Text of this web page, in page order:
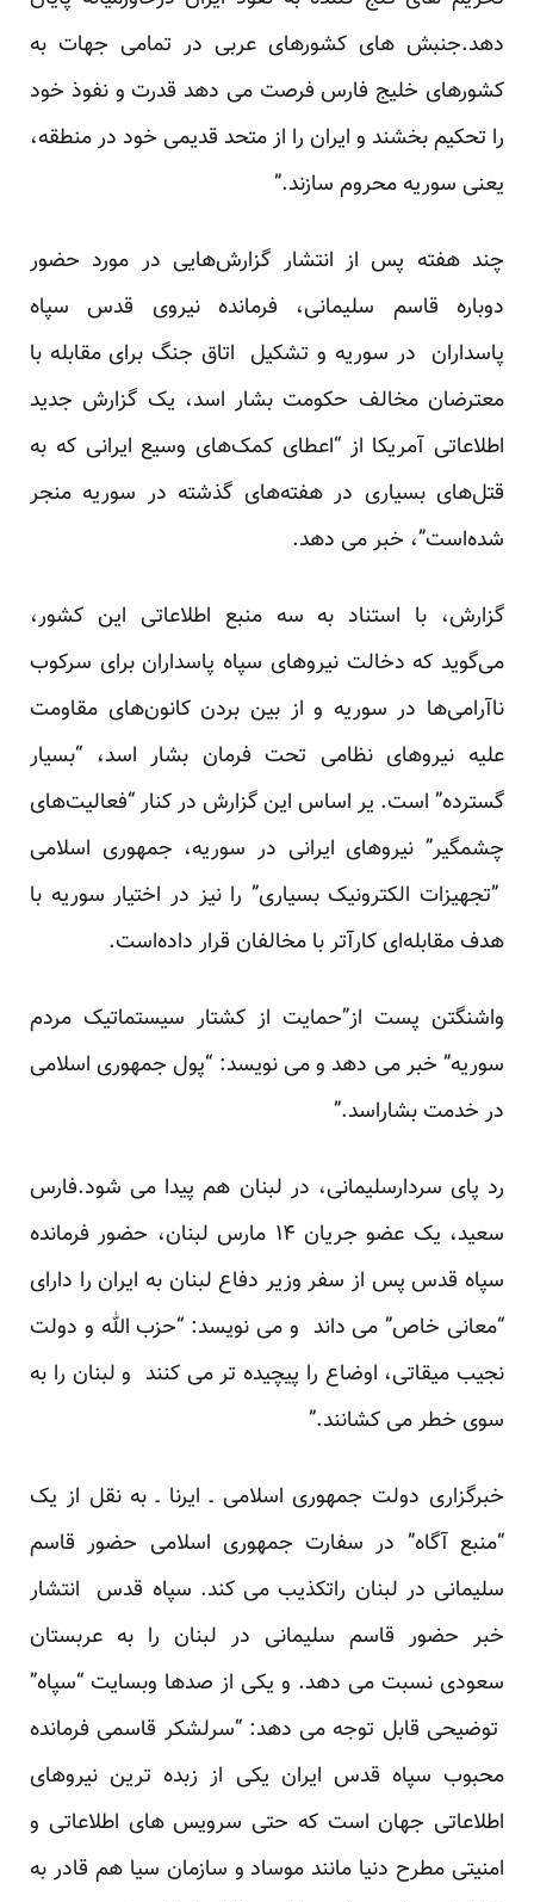
دهد.جنبش های کشورهای عربی در تمامی جهات به
کشورهای خلیج فارس فرصت می دهد قدرت و نفوذ خود
را تحکیم بخشند و ایران را از متحد قدیمی خود در منطقه،
یعنی سوریه محروم سازند.”
چند هفته پس از انتشار گزارش‌هایی در مورد حضور
دوباره قاسم سلیمانی، فرمانده نیروی قدس سپاه
پاسداران در سوریه و تشکیل اتاق جنگ برای مقابله با
معترضان مخالف حکومت بشار اسد، یک گزارش جدید
اطلاعاتی آمریکا از “اعطای کمک‌های وسیع ایرانی که به
قتل‌های بسیاری در هفته‌های گذشته در سوریه منجر
شده‌است”، خبر می دهد.
گزارش، با استناد به سه منبع اطلاعاتی این کشور،
می‌گوید که دخالت نیروهای سپاه پاسداران برای سرکوب
ناآرامی‌ها در سوریه و از بین بردن کانون‌های مقاومت
علیه نیروهای نظامی تحت فرمان بشار اسد، “بسیار
گسترده” است. یر اساس این گزارش در کنار “فعالیت‌های
چشمگیر” نیروهای ایرانی در سوریه، جمهوری اسلامی
”تجهیزات الکترونیک بسیاری” را نیز در اختیار سوریه با
هدف مقابله‌ای کارآتر با مخالفان قرار داده‌است.
واشنگتن پست از”حمایت از کشتار سیستماتیک مردم
سوریه” خبر می دهد و می نویسد: “پول جمهوری اسلامی
در خدمت بشاراسد.”
رد پای سردارسلیمانی، در لبنان هم پیدا می شود.فارس
سعید، یک عضو جریان ۱۴ مارس لبنان، حضور فرمانده
سپاه قدس پس از سفر وزیر دفاع لبنان به ایران را دارای
“معانی خاص” می داند و می نویسد: “حزب الله و دولت
نجیب میقاتی، اوضاع را پیچیده تر می کنند و لبنان را به
سوی خطر می کشانند.”
خبرگزاری دولت جمهوری اسلامی ـ ایرنا ـ به نقل از یک
“منبع آگاه” در سفارت جمهوری اسلامی حضور قاسم
سلیمانی در لبنان راتکذیب می کند. سپاه قدس انتشار
خبر حضور قاسم سلیمانی در لبنان را به عربستان
سعودی نسبت می دهد. و یکی از صدها وبسایت “سپاه”
توضیحی قابل توجه می دهد: “سرلشکر قاسمی فرمانده
محبوب سپاه قدس ایران یکی از زبده ترین نیروهای
اطلاعاتی جهان است که حتی سرویس های اطلاعاتی و
امنیتی مطرح دنیا مانند موساد و سازمان سیا هم قادر به